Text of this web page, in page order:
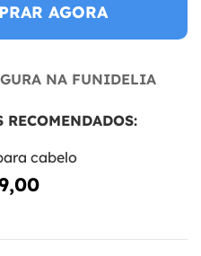
AGORA
NA FUNIDELIA
cabelo